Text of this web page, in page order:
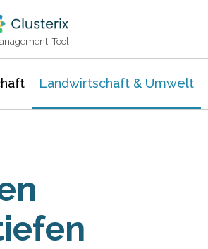
Tool
Landwirtschaft & Umwelt